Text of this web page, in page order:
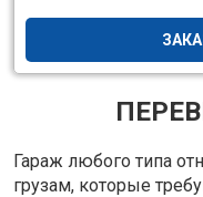
Гараж любого типа
грузам, которые